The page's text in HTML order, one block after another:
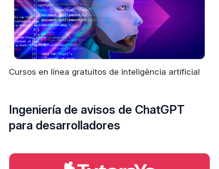
Cursos en línea gratuitos de inteligência artificial
Ingeniería de avisos de ChatGPT
para desarrolladores